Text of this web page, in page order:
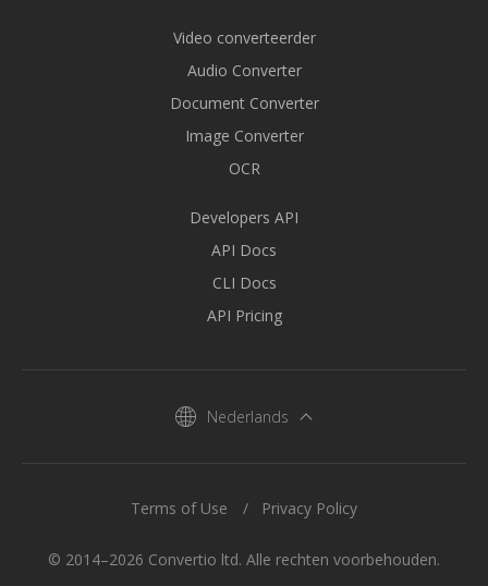
Video converteerder
Audio Converter
Document Converter
Image Converter
OCR
Developers API
API Docs
CLI Docs
API Pricing
Nederlands
© 2014–2026 Convertio ltd. Alle rechten voorbehouden.
Terms of Use Privacy Policy